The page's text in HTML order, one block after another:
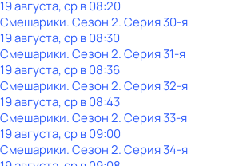
19 августа, ср в 08:20
Смешарики. Сезон 2. Серия 30-я
19 августа, ср в 08:30
Смешарики. Сезон 2. Серия 31-я
19 августа, ср в 08:36
Смешарики. Сезон 2. Серия 32-я
19 августа, ср в 08:43
Смешарики. Сезон 2. Серия 33-я
19 августа, ср в 09:00
Смешарики. Сезон 2. Серия 34-я